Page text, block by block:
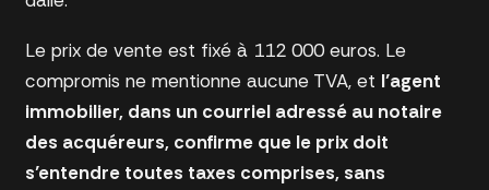
Le prix de vente est fixé à 112 000 euros. Le
compromis ne mentionne aucune TVA, et l’agent
immobilier, dans un courriel adressé au notaire
des acquéreurs, confirme que le prix doit
s’entendre toutes taxes comprises, sans